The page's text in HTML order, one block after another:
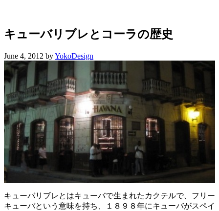
の
キ
ッ
チ
ン
よ
り・・・
キューバリブレとコーラの歴史
June 4, 2012 byYokoDesign
キューバリブレとはキューバで生まれたカクテルで、フリー
キューバという意味を持ち、１８９８年にキューバがスペイ